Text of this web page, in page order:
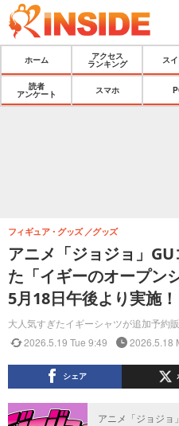
ホーム
アクセス
ランキング
ス
読者
アンケート
スマホ
アニメ「ジョジョ」
た「イギーのオープン
5月18日午後より実施！
大人気すぎたイギーシャツが追加予約販
フィギュア・グッズ グッズ
2026.5.19 Tue 9:49 2026.5.18
シェア
アニメ「ジョジョ